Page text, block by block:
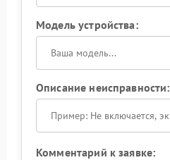
Модель устройства:
Описание неисправности:
Комментарий к заявке: